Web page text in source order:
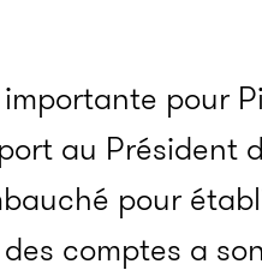
pour
au Président
pour
comptes a